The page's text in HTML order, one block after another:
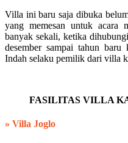
Villa ini baru saja dibuka
yang memesan untuk acara
banyak sekali, ketika
desember sampai tahun baru
Indah selaku pemilik dari villa
FASILITAS VILLA
» Villa Joglo